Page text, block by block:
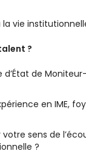
vie
?
d’État de
en IME,
sens de
?